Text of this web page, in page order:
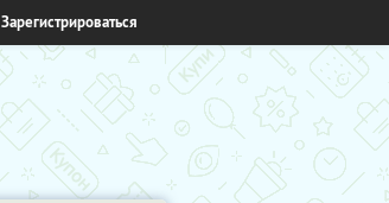
Зарегистрироваться